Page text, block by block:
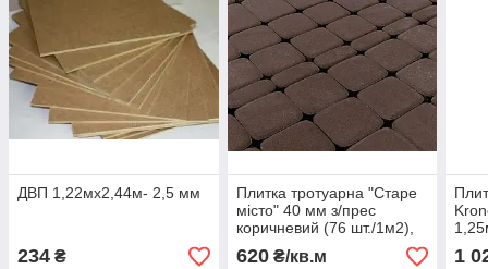
ДВП 1,22мх2,44м- 2,5 мм
234 ₴
Плитка тротуарна "Старе
місто" 40 мм з/прес
коричневий (76 шт./1м2),
Ряд 0,924 м кв. 3 елем
620₴/кв.м 1